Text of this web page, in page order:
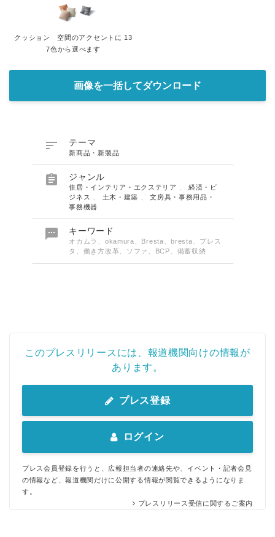
クッション 空間のアクセントに 13
7色から選べます
画像を一括してダウンロード
 テーマ
新商品・新製品
 ジャンル
住居・インテリア・エクステリア
経済・ビ
ジネス
土木・建築 、文房具・事務用品・
事務機器
 キーワード
オカムラ、okamura、Bresta、bresta、ブレス
タ、働き方改革、ソファ、BCP、備蓄収納
このプレスリリースには、報道機関向けの情報が
あります。
プレス登録
ログイン
プレス会員登録を行うと、広報担当者の連絡先や、イベント・記者会見
の情報など、報道機関だけに公開する情報が閲覧できるようになりま
す。
プレスリリース受信に関するご案内